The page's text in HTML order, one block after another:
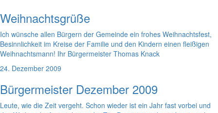
Weihnachtsgrüße
Ich wünsche allen Bürgern der Gemeinde ein frohes Weihnachtsfest,
Besinnlichkeit im Kreise der Familie und den Kindern einen fleißigen
Weihnachtsmann! Ihr Bürgermeister Thomas Knack
24. Dezember 2009
Bürgermeister Dezember 2009
Leute, wie die Zeit vergeht. Schon wieder ist ein Jahr fast vorbei und